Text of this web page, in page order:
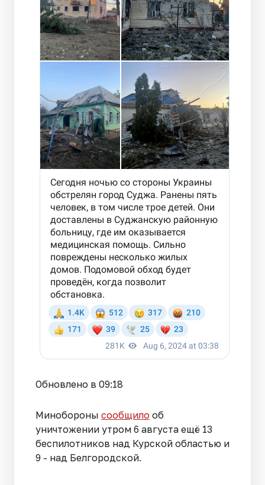
Обновлено в 09:18
Минобороны сообщило об
уничтожении утром 6 августа ещё 13
беспилотников над Курской областью и
9 - над Белгородской.